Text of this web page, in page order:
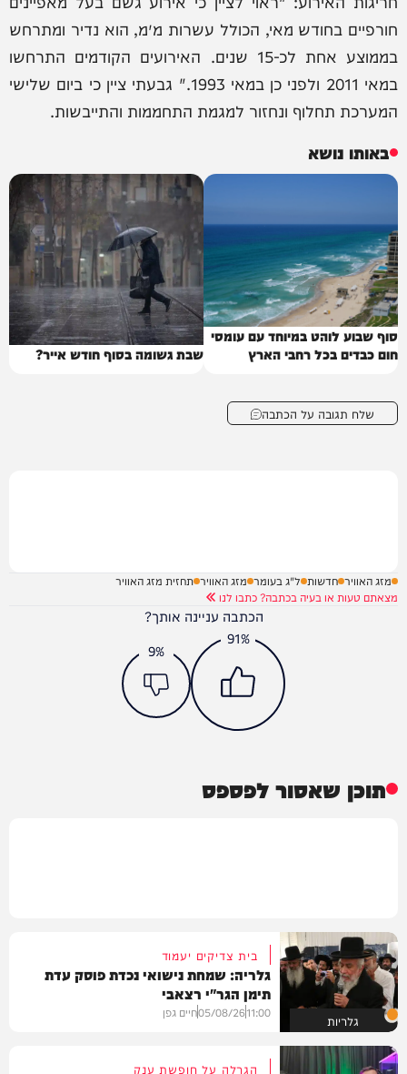
חורפיים בחודש מאי, הכולל עשרות מ״מ, הוא נדיר ומתרחש
בממוצע אחת לכ-15 שנים. האירועים הקודמים התרחשו
במאי 2011 ולפני כן במאי 1993." גבעתי ציין כי ביום שלישי
המערכת תחלוף ונחזור למגמת התחממות והתייבשות.
באותו נושא
סוף שבוע לוהט במיוחד עם עומסי
חום כבדים בכל רחבי הארץ
שבת גשומה בסוף חודש אייר?
שלח תגובה על הכתבה
מזג האוויר חדשות ל"ג בעומר מזג האוויר תחזית מזג האוויר
מצאתם טעות או בעיה בכתבה? כתבו לנו
הכתבה עניינה אותך?
91%
9%
תוכן שאסור לפספס
גלריות
בית צדיקים יעמוד
גלריה: שמחת נישואי נכדת פוסק עדת
תימן הגר"י רצאבי
11:00
05/08/26חיים גפן
הגרלה על חופשת ענק